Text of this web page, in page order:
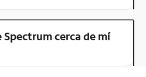
cerca de mí